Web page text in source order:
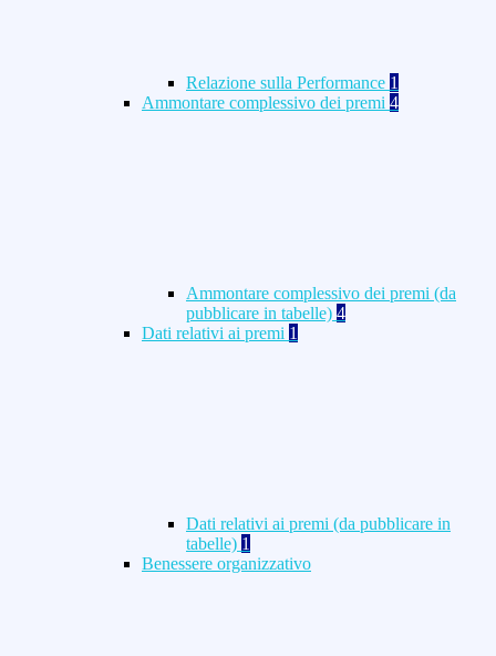
Relazione sulla Performance 1
Ammontare complessivo dei premi 4
Ammontare complessivo dei premi (da
pubblicare in tabelle) 4
Dati relativi ai premi 1
Dati relativi ai premi (da pubblicare in
tabelle) 1
Benessere organizzativo